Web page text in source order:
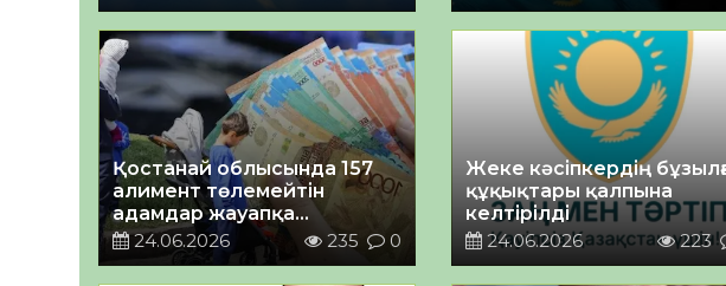
Қостанай облысында 157
алимент төлемейтін
адамдар жауапқа
тартылды
24.06.2026 235 0
Жеке кәсіпкердің
құқықтары қалпына
келтірілді
24.06.2026
223